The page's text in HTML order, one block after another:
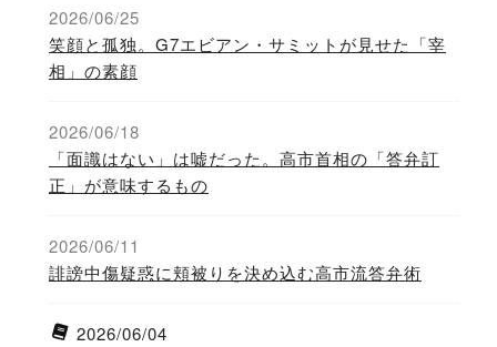
2026/06/25
笑顔と孤独。G7エビアン・サミットが見せた「宰
相」の素顔
2026/06/18
「面識はない」は嘘だった。高市首相の「答弁訂
正」が意味するもの
2026/06/11
誹謗中傷疑惑に頬被りを決め込む高市流答弁術
2026/06/04